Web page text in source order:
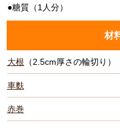
●糖質（1人分）
材
大根 （2.5cm厚さの輪切り）
車麩
赤巻